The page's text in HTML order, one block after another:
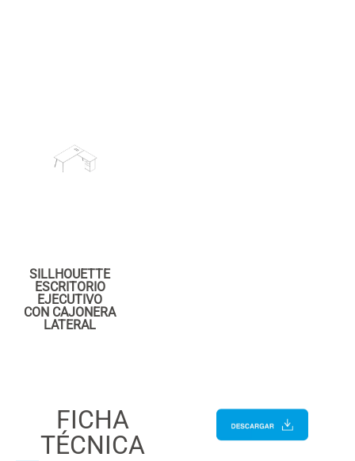
SILLHOUETTE
ESCRITORIO
EJECUTIVO
CON CAJONERA
LATERAL
FICHA
TÉCNICA